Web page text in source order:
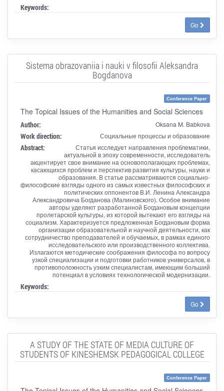
Keywords:
Go
Sistema obrazovaniia i nauki v filosofii Aleksandra
Bogdanova
Conference Paper
The Topical Issues of the Humanities and Social Sciences
Author: Oksana M. Babkova
Work direction: Социальные процессы и образование
Abstract:
Статья исследует направления проблематики,
актуальной в эпоху современности, исследователь
акцентирует свое внимание на основополагающих проблемах,
касающихся проблем и перспектив развития культуры, науки и
образования. В статье рассматриваются социально-
философские взгляды одного из самых известных философских и
политических оппонентов В.И. Ленина Александра
Александровича Богданова (Малиновского). Особое внимание
авторы уделяют разработанной Богдановым концепции
пролетарской культуры, из которой вытекают его взгляды на
социализм. Характеризуется предложенная Богдановым форма
организации образовательной и научной деятельности, как
сотрудничество преподавателей и обучаемых, в рамках единого
исследовательского или производственного коллектива.
Излагаются методические соображения философа по вопросу
узкой специализации и подготовки работников универсалов, в
противоположность узким специалистам, имеющим больший
потенциал в условиях технологической модернизации.
Keywords:
Go
A STUDY OF THE STATE OF MEDIA CULTURE OF
STUDENTS OF KINESHEMSK PEDAGOGICAL COLLEGE
Conference Paper